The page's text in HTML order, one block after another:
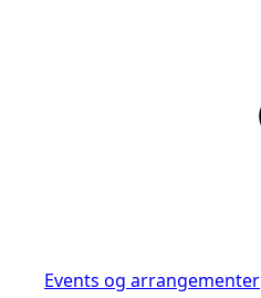
Events og arrangementer